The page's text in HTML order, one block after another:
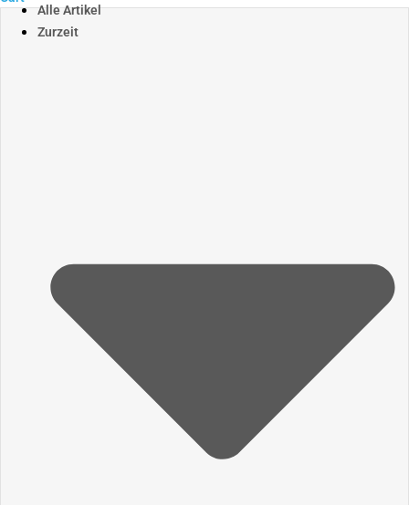
Alle Artikel
Zurzeit